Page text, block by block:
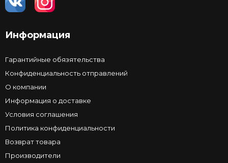
Информация
Гарантийные обязятельства
Конфиденциальность отправлений
О компании
Информация о доставке
Условия соглашения
Политика конфиденциальности
Возврат товара
Производители